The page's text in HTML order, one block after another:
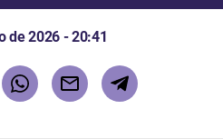
de 2026 - 20:41